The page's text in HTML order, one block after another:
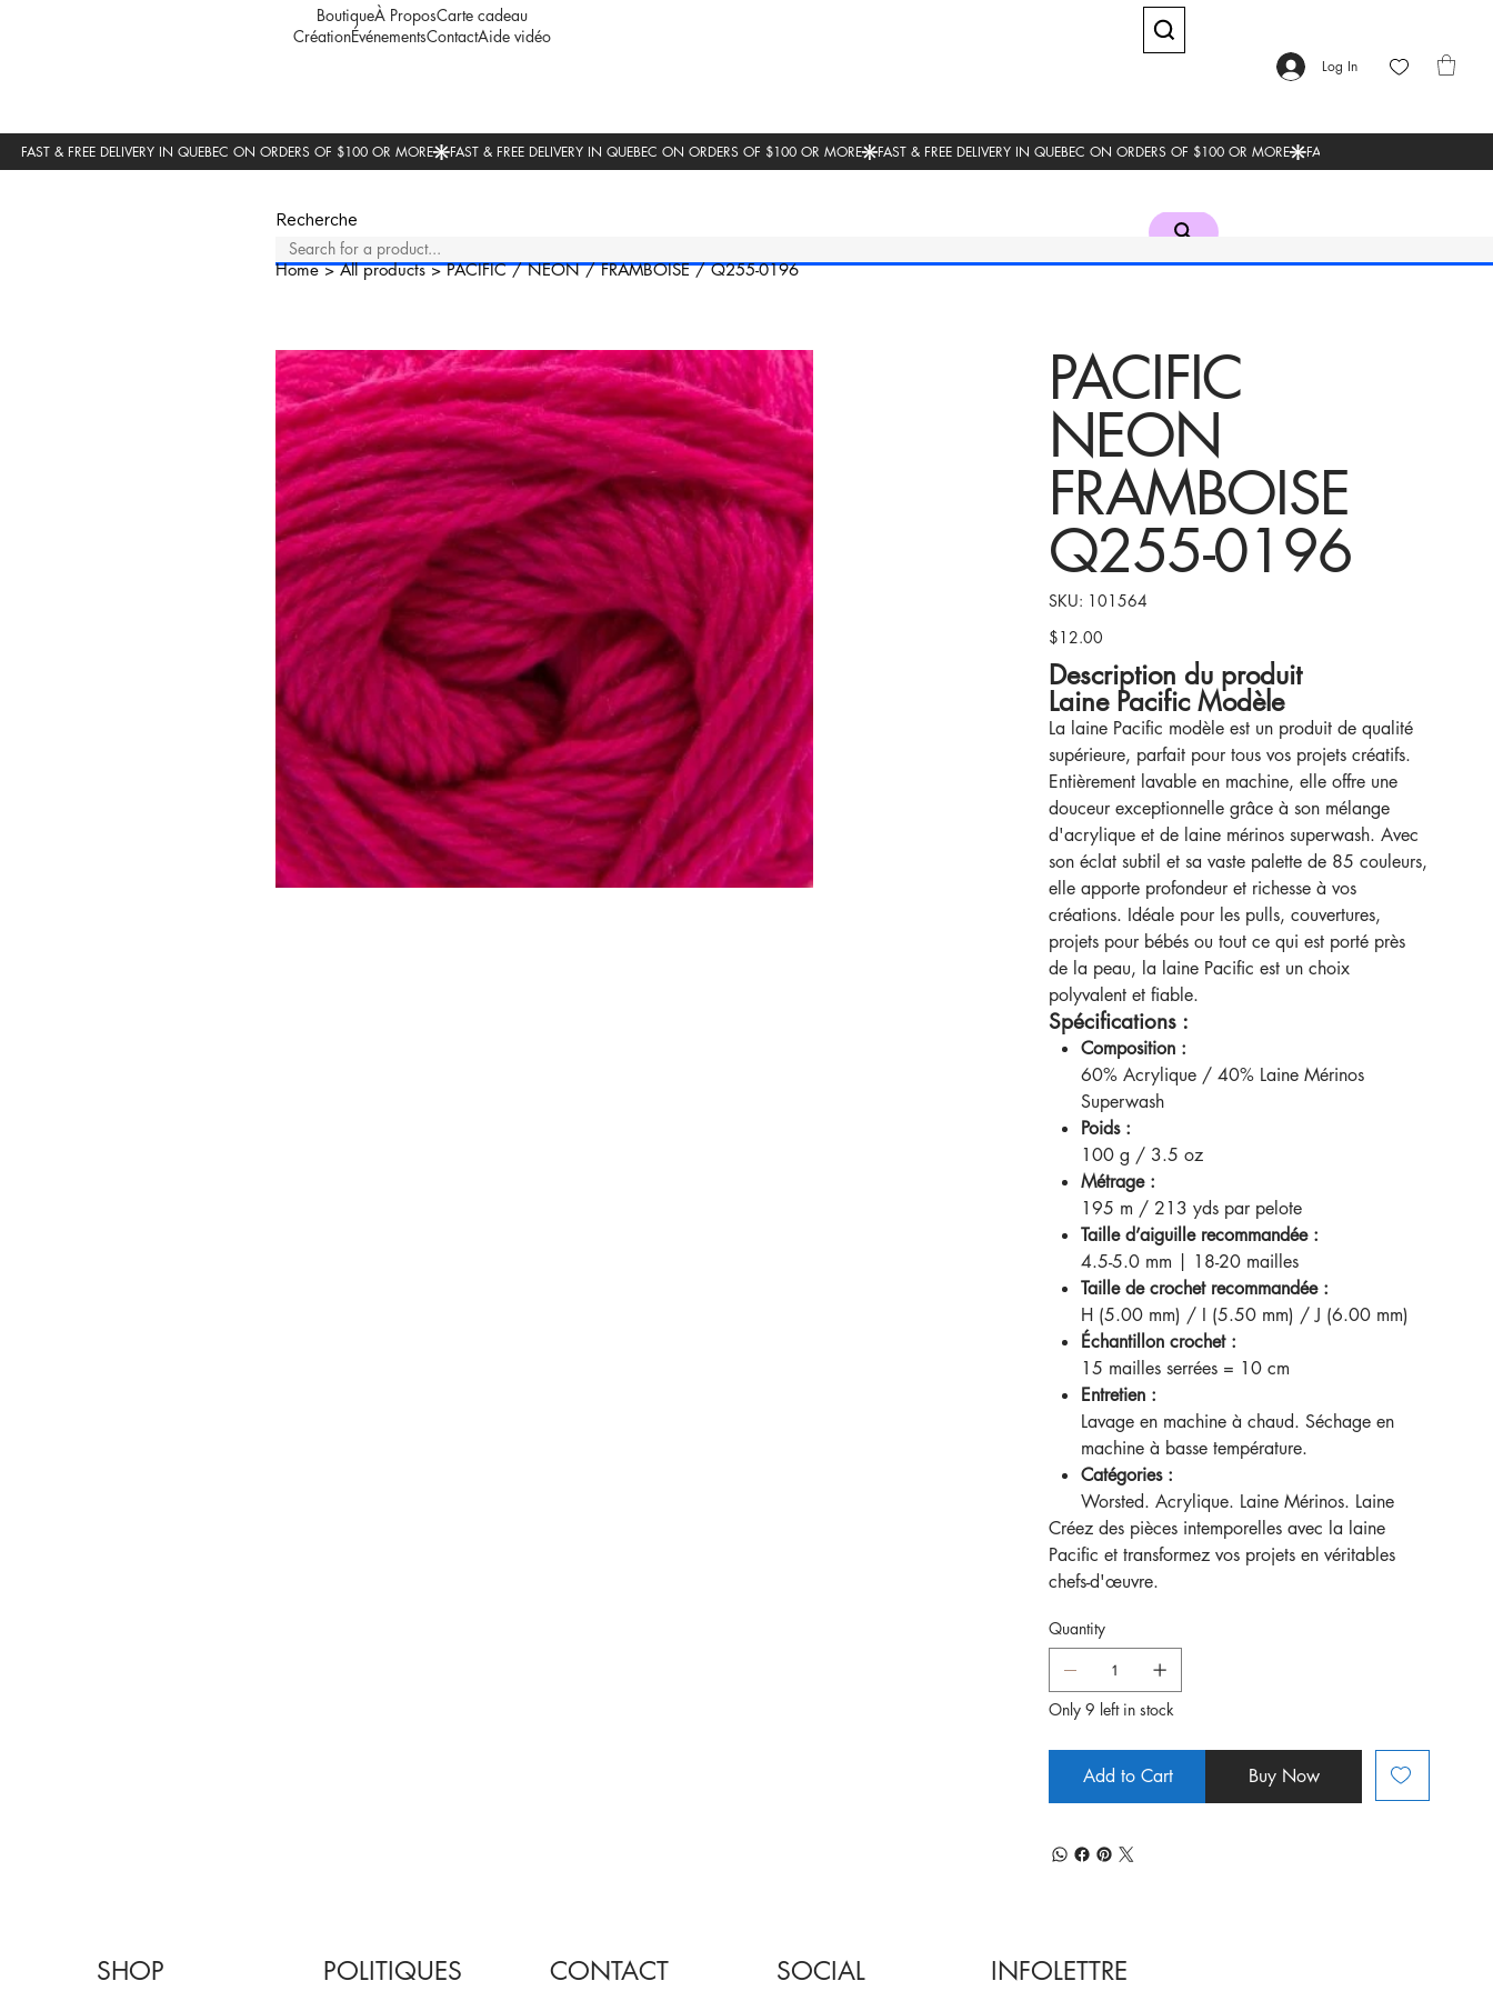
BoutiqueÀ ProposCarte cadeau
CréationÉvénementsContactAide vidéo
Log In
Recherche
Home>All products>PACIFIC / NEON / FRAMBOISE / Q255-0196
PACIFIC
NEON
FRAMBOISE
Q255-0196
SKU:
SKU
101564
101564
Price
$12.00
Description du produit
Laine Pacific Modèle
La laine Pacific modèle est un produit de qualité
supérieure, parfait pour tous vos projets créatifs.
Entièrement lavable en machine, elle offre une
douceur exceptionnelle grâce à son mélange
d'acrylique et de laine mérinos superwash. Avec
son éclat subtil et sa vaste palette de 85 couleurs,
elle apporte profondeur et richesse à vos
créations. Idéale pour les pulls, couvertures,
projets pour bébés ou tout ce qui est porté près
de la peau, la laine Pacific est un choix
polyvalent et fiable.
Spécifications :
Composition :
60% Acrylique / 40% Laine Mérinos
Superwash
Poids :
100 g / 3.5 oz
Métrage :
195 m / 213 yds par pelote
Taille d’aiguille recommandée :
4.5-5.0 mm | 18-20 mailles
Taille de crochet recommandée :
H (5.00 mm) / I (5.50 mm) / J (6.00 mm)
Échantillon crochet :
15 mailles serrées = 10 cm
Entretien :
Lavage en machine à chaud. Séchage en
machine à basse température.
Catégories :
Worsted. Acrylique. Laine Mérinos. Laine
Créez des pièces intemporelles avec la laine
Pacific et transformez vos projets en véritables
chefs-d'œuvre.
Quantity
Only 9 left in stock
Add to Cart Buy Now
SHOP POLITIQUES CONTACT SOCIAL INFOLETTRE